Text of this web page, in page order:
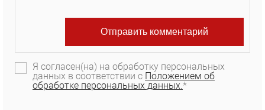
Я согласен(на) на обработку персональных
данных в соответствии с Положением об
обработке персональных данных.*